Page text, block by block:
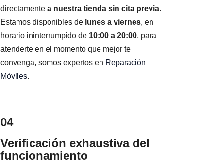
directamentea nuestra tienda sin cita previa.
Estamos disponibles de lunes a viernes, en
horario ininterrumpido de 10:00 a 20:00, para
atenderte en el momento que mejor te
convenga, somos expertos en Reparación
Móviles.
04
Verificación exhaustiva del
funcionamiento